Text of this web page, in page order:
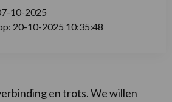
10-2025
20-10-2025 10:35:48
en trots. We willen